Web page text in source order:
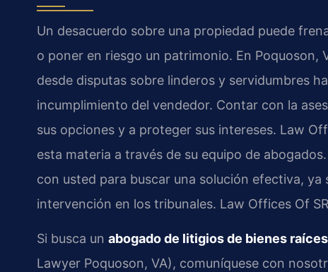
Un desacuerdo sobre una propiedad puede
o poner en riesgo un patrimonio. En Poquoson,
desde disputas sobre linderos y servidumbres
incumplimiento del vendedor. Contar con la
sus opciones y a proteger sus intereses. Law
esta materia a través de su equipo de
con usted para buscar una solución efectiva,
intervención en los tribunales. Law Offices Of
Si busca un abogado de litigios de bienes
Lawyer Poquoson, VA), comuníquese con